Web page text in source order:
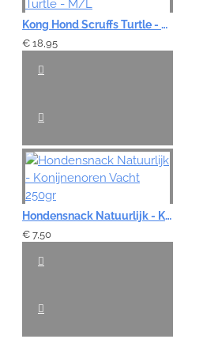
Kong Hond Scruffs Turtle - M/L
€ 18,95
Hondensnack Natuurlijk - Konijnenoren Vacht 250gr
€ 7,50